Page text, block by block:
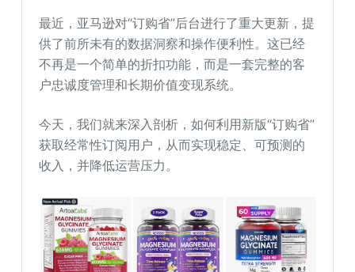
最近，亚马逊对“订购省”后台进行了重大更新，提
供了前所未有的数据洞察和操作便利性。这已经
不再是一个简单的折扣功能，而是一套完整的客
户忠诚度管理和长期价值变现系统。
今天，我们就来深入剖析，如何利用新版“订购省”
获取经常性订阅用户，从而实现稳定、可预测的
收入，并降低运营压力。